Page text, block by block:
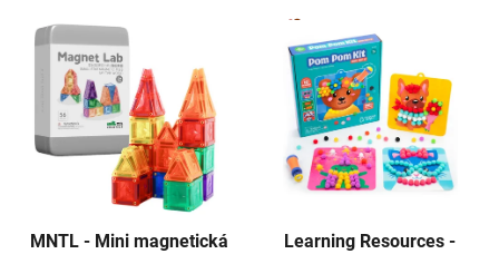
MNTL - Mini magnetická
Learning Resources -